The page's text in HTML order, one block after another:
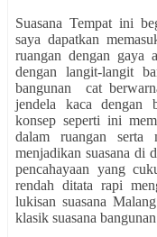
Suasana Tempat ini
saya dapatkan
ruangan dengan gaya
dengan langit-langit
bangunan cat
jendela kaca dengan
konsep seperti ini
dalam ruangan serta
menjadikan suasana di
pencahayaan yang
rendah ditata rapi
lukisan suasana
klasik suasana